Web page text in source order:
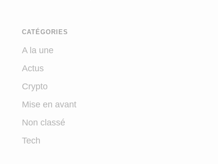
CATÉGORIES
A la une
Actus
Crypto
Mise en avant
Non classé
Tech